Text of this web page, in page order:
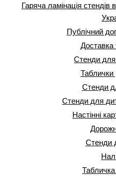
Гаряча ламінація стендів
Публічний
Доставка
Стенди для
Таблички
Стенди
Стенди для
Настінні
Стенди